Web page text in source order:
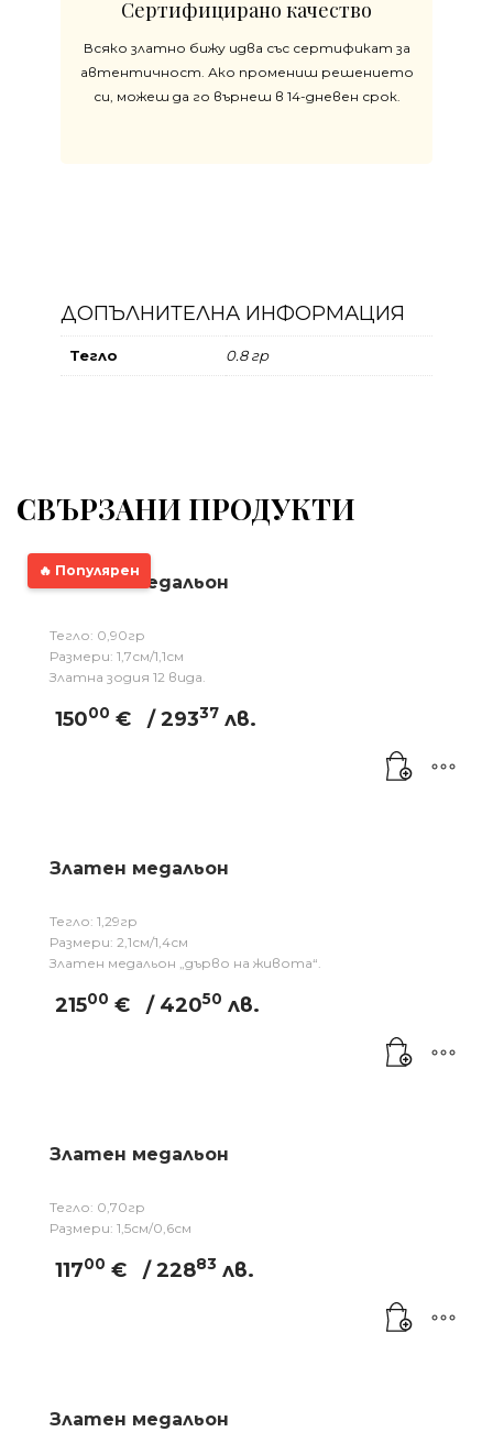
Сертифицирано качество
Всяко златно бижу идва със сертификат за
автентичност. Ако промениш решението
си, можеш да го върнеш в 14-дневен срок.
ДОПЪЛНИТЕЛНА ИНФОРМАЦИЯ
Тегло 0.8 гр
СВЪРЗАНИ ПРОДУКТИ
🔥 Популярен
Златен медальон
Тегло: 0,90гр
Размери: 1,7см/1,1см
Златна зодия 12 вида.
15000 € / 29337 лв.
Златен медальон
Тегло: 1,29гр
Размери: 2,1см/1,4см
Златен медальон „дърво на живота“.
21500 € / 42050 лв.
Златен медальон
Тегло: 0,70гр
Размери: 1,5см/0,6см
11700 € / 22883 лв.
Златен медальон